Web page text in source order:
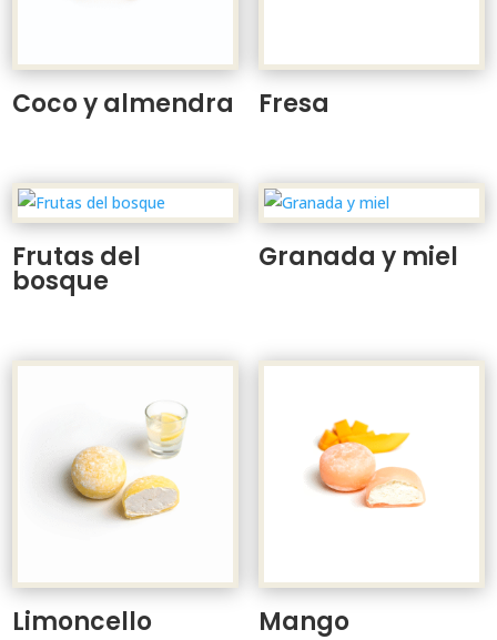
Coco y almendra Fresa
Frutas del
bosque
Granada y miel
Limoncello Mango